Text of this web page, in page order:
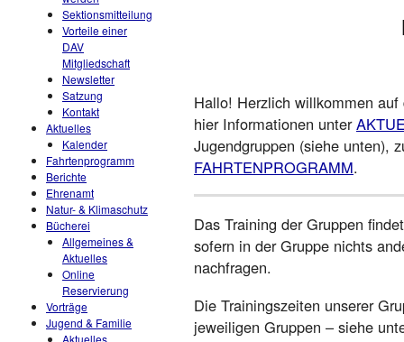
Sektionsmitteilung
Vorteile einer
DAV
Mitgliedschaft
Newsletter
Satzung
Kontakt
Aktuelles
Kalender
Fahrtenprogramm
Berichte
Ehrenamt
Natur- & Klimaschutz
Bücherei
Allgemeines &
Aktuelles
Online
Reservierung
Vorträge
Jugend & Familie
Aktuelles
Hallo! Herzlich willkommen
hier Informationen unter
Jugendgruppen (siehe unten),
FAHRTENPROGRAMM.
Das Training der Gruppen
sofern in der Gruppe nichts
nachfragen.
Die Trainingszeiten unserer
jeweiligen Gruppen – siehe